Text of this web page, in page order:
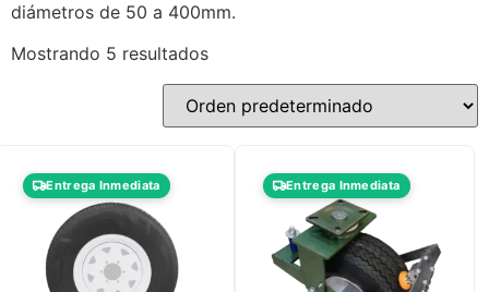
diámetros de 50 a 400mm.
Mostrando 5 resultados
Entrega Inmediata Entrega Inmediata